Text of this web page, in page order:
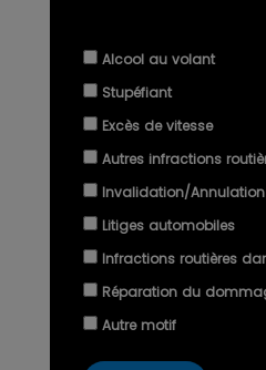
Alcool au volant
Stupéfiant
Excès de vitesse
Autres infractions
Invalidation/Annulation
Litiges automobiles
Infractions routières
Réparation du
Autre motif